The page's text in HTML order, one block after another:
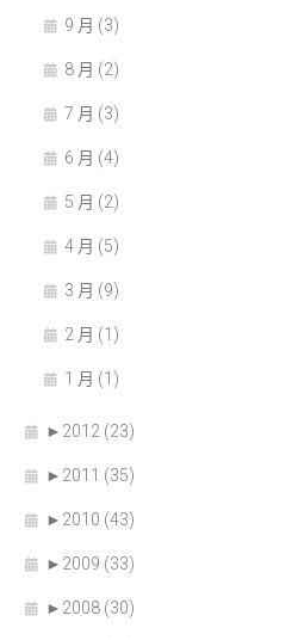
9 月 (3)
8 月 (2)
7 月 (3)
6 月 (4)
5 月 (2)
4 月 (5)
3 月 (9)
2 月 (1)
1 月 (1)
► 2012 (23)
► 2011 (35)
► 2010 (43)
► 2009 (33)
► 2008 (30)